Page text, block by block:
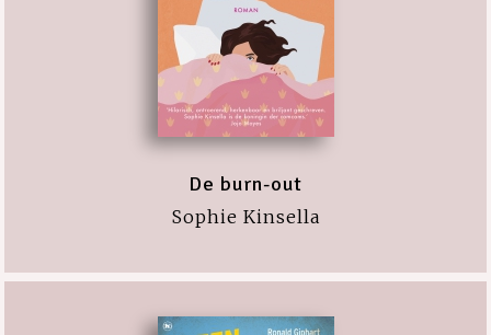
De burn-out
Sophie Kinsella